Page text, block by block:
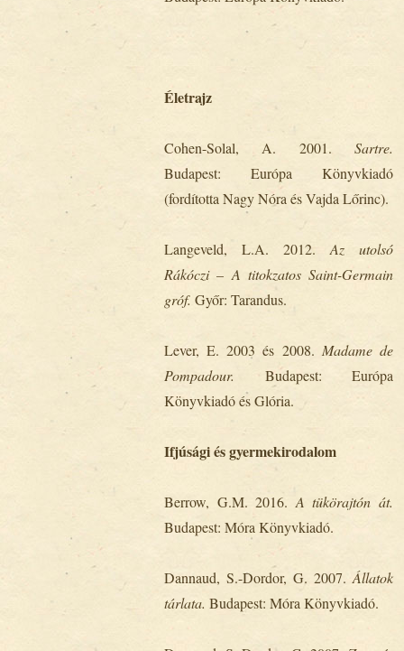
Életrajz
Cohen-Solal, A. 2001. Sartre.
Budapest: Európa Könyvkiadó
(fordította Nagy Nóra és Vajda Lőrinc).
Langeveld, L.A. 2012. Az utolsó
Rákóczi – A titokzatos Saint-Germain
gróf. Győr: Tarandus.
Lever, E. 2003 és 2008. Madame de
Pompadour. Budapest: Európa
Könyvkiadó és Glória.
Ifjúsági és gyermekirodalom
Berrow, G.M. 2016. A tükörajtón át.
Budapest: Móra Könyvkiadó.
Dannaud, S.-Dordor, G. 2007. Állatok
tárlata. Budapest: Móra Könyvkiadó.